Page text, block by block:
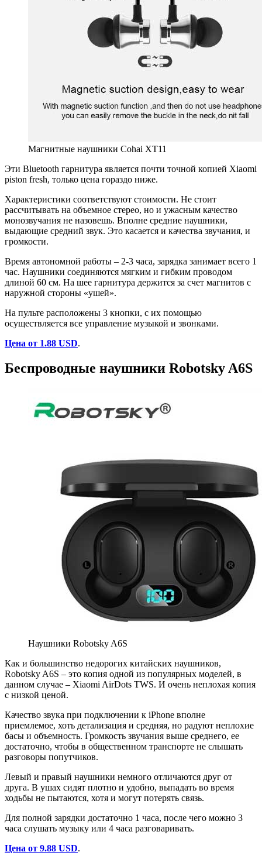
Магнитные наушники Cohai XT11
Эти Bluetooth гарнитура является почти точной копией Xiaomi
piston fresh, только цена гораздо ниже.
Характеристики соответствуют стоимости. Не стоит
рассчитывать на объемное стерео, но и ужасным качество
монозвучания не назовешь. Вполне средние наушники,
выдающие средний звук. Это касается и качества звучания, и
громкости.
Время автономной работы – 2-3 часа, зарядка занимает всего 1
час. Наушники соединяются мягким и гибким проводом
длиной 60 см. На шее гарнитура держится за счет магнитов с
наружной стороны «ушей».
На пульте расположены 3 кнопки, с их помощью
осуществляется все управление музыкой и звонками.
Цена от 1.88 USD.
Беспроводные наушники Robotsky A6S
Наушники Robotsky A6S
Как и большинство недорогих китайских наушников,
Robotsky A6S – это копия одной из популярных моделей, в
данном случае – Xiaomi AirDots TWS. И очень неплохая копия
с низкой ценой.
Качество звука при подключении к iPhone вполне
приемлемое, хоть детализация и средняя, но радуют неплохие
басы и объемность. Громкость звучания выше среднего, ее
достаточно, чтобы в общественном транспорте не слышать
разговоры попутчиков.
Левый и правый наушники немного отличаются друг от
друга. В ушах сидят плотно и удобно, выпадать во время
ходьбы не пытаются, хотя и могут потерять связь.
Для полной зарядки достаточно 1 часа, после чего можно 3
часа слушать музыку или 4 часа разговаривать.
Цена от 9.88 USD.